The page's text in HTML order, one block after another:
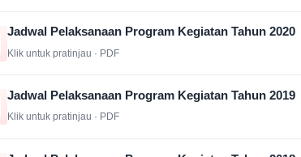
Jadwal Pelaksanaan Program Kegiatan Tahun 2020
Klik untuk pratinjau · PDF
Jadwal Pelaksanaan Program Kegiatan Tahun 2019
Klik untuk pratinjau · PDF